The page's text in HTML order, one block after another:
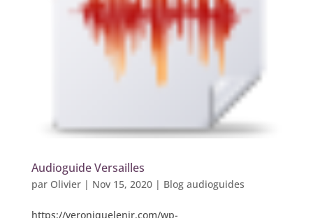
Audioguide Versailles
par Olivier| Nov 15, 2020| Blog audioguides
https://veroniquelenir.com/wp-